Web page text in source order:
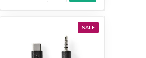
SALE